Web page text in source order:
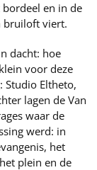
bordeel en in de
bruiloft viert.
dacht: hoe
voor deze
Studio Eltheto,
lagen de Van
waar de
werd: in
het
plein en de